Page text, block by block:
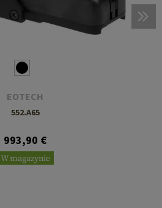
EOTECH
552.A65
993,90 €
W magazynie